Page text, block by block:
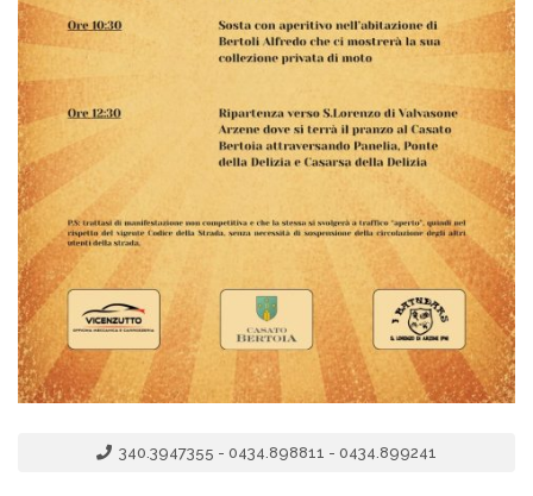
340.3947355 - 0434.898811 - 0434.899241